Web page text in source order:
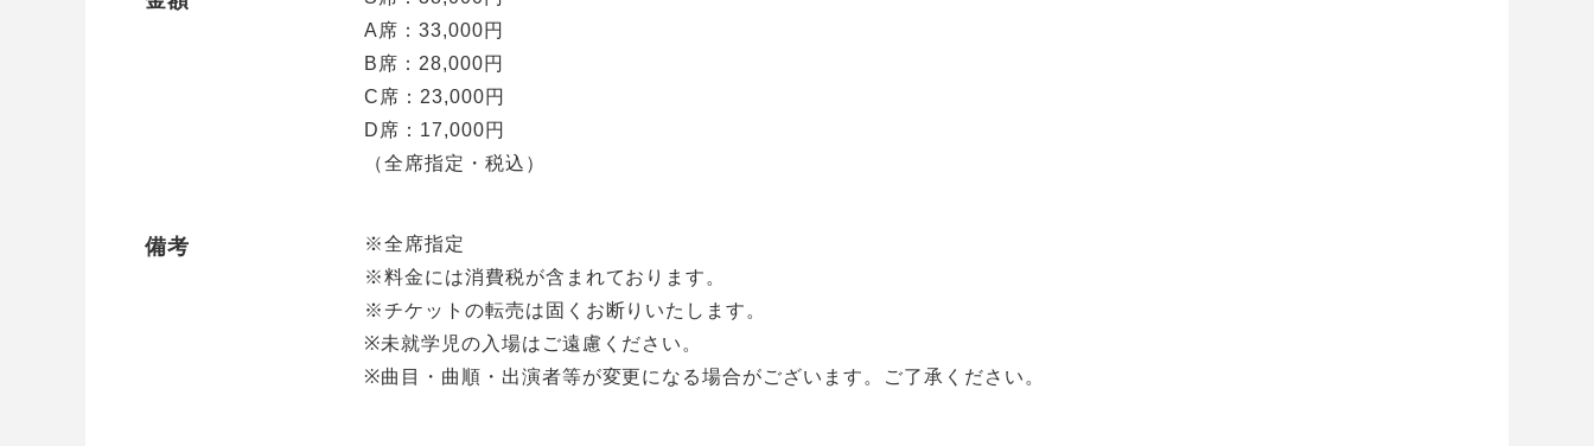
A席：33,000円
B席：28,000円
C席：23,000円
D席：17,000円
（全席指定・税込）
備考
※全席指定
※料金には消費税が含まれております。
※チケットの転売は固くお断りいたします。
※未就学児の入場はご遠慮ください。
※曲目・曲順・出演者等が変更になる場合がございます。ご了承ください。